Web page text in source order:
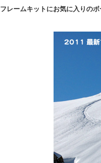
フレームキットにお気に入りの